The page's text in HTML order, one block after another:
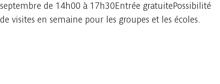
septembre de 14h00 à 17h30Entrée gratuitePossibilité
de visites en semaine pour les groupes et les écoles.